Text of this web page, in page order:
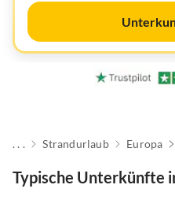
. . . Strandurlaub Europa
Typische Unterkünfte